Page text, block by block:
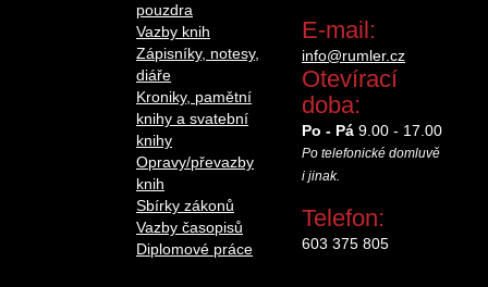
pouzdra
Vazby knih
Zápisníky, notesy,
diáře
Kroniky, pamětní
knihy a svatební
knihy
Opravy/převazby
knih
Sbírky zákonů
Vazby časopisů
Diplomové práce
E-mail:
info@rumler.cz
Otevírací
doba:
Po - Pá9.00 - 17.00
Po telefonické domluvě
i jinak.
Telefon:
603 375 805